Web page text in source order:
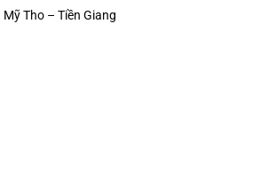
Tho – Tiền Giang